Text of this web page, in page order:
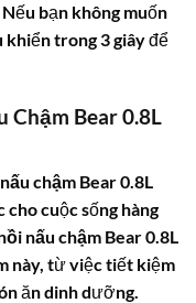
bạn không muốn
khiển trong 3 giây để
Bear 0.8L
chậm Bear 0.8L
cuộc sống hàng
nấu chậm Bear 0.8L
này, từ việc tiết kiệm
ăn dinh dưỡng.